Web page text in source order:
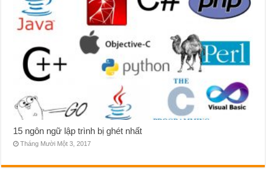
15 ngôn ngữ lập trình bị ghét nhất
Tháng Mười Một 3, 2017